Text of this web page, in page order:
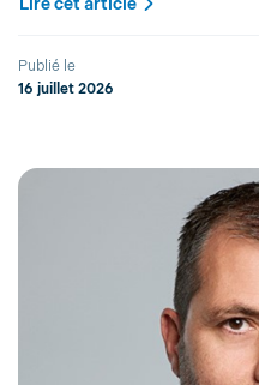
Lire cet article
Publié le
16 juillet 2026